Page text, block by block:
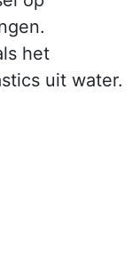
het
uit water.